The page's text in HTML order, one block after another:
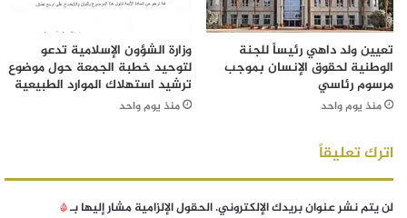
تعيين ولد داهي رئيساً للجنة
الوطنية لحقوق الإنسان بموجب
مرسوم رئاسي
منذ يوم واحد
وزارة الشؤون الإسلامية تدعو
لتوحيد خطبة الجمعة حول موضوع
ترشيد استهلاك الموارد الطبيعية
منذ يوم واحد
اترك تعليقاً
لن يتم نشر عنوان بريدك الإلكتروني.الحقول الإلزامية مشار إليها بـ*